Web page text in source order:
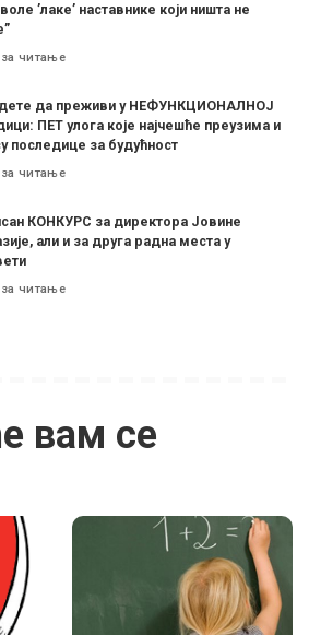
’лаке’ наставнике који ништа не
читање
да преживи у НЕФУНКЦИОНАЛНОЈ
ПЕТ улога које најчешће преузима и
последице за будућност
читање
КОНКУРС за директора Јовине
али и за друга радна места у
читање
вам се